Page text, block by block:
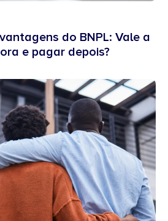
do BNPL: Vale a
e pagar depois?